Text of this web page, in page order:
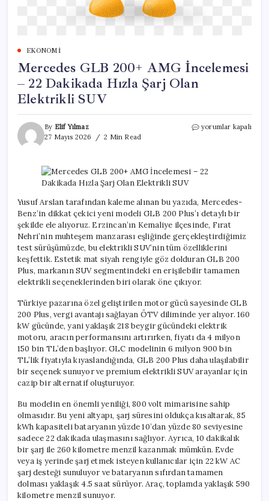
EKONOMI
Mercedes GLB 200+ AMG İncelemesi
– 22 Dakikada Hızla Şarj Olan
Elektrikli SUV
By Elif Yılmaz
27 Mayıs 2026
2 Min Read
Mercedes
İncelemesi
–
Dakikada
Hızla
Şarj
Olan
Elektrikli
SUV
için
yorumlar kapalı
Yusuf Arslan tarafından kaleme alınan bu yazıda, Mercedes-
Benz’in dikkat çekici yeni modeli GLB 200 Plus’ı detaylı bir
şekilde ele alıyoruz. Erzincan’ın Kemaliye ilçesinde, Fırat
Nehri’nin muhteşem manzarası eşliğinde gerçekleştirdiğimiz
test sürüşümüzde, bu elektrikli SUV’nin tüm özelliklerini
keşfettik. Estetik mat siyah rengiyle göz dolduran GLB 200
Plus, markanın SUV segmentindeki en erişilebilir tamamen
elektrikli seçeneklerinden biri olarak öne çıkıyor.
Türkiye pazarına özel geliştirilen motor gücü sayesinde GLB
200 Plus, vergi avantajı sağlayan ÖTV diliminde yer alıyor. 160
kW gücünde, yani yaklaşık 218 beygir gücündeki elektrik
motoru, aracın performansını artırırken, fiyatı da 4 milyon
150 bin TL’den başlıyor. GLC modelinin 6 milyon 900 bin
TL’lik fiyatıyla kıyaslandığında, GLB 200 Plus daha ulaşılabilir
bir seçenek sunuyor ve premium elektrikli SUV arayanlar için
cazip bir alternatif oluşturuyor.
Bu modelin en önemli yeniliği, 800 volt mimarisine sahip
olmasıdır. Bu yeni altyapı, şarj süresini oldukça kısaltarak, 85
kWh kapasiteli bataryanın yüzde 10’dan yüzde 80 seviyesine
sadece 22 dakikada ulaşmasını sağlıyor. Ayrıca, 10 dakikalık
bir şarj ile 260 kilometre menzil kazanmak mümkün. Evde
veya iş yerinde şarj etmek isteyen kullanıcılar için 22 kW AC
şarj desteği sunuluyor ve bataryanın sıfırdan tamamen
dolması yaklaşık 4.5 saat sürüyor. Araç, toplamda yaklaşık 590
kilometre menzil sunuyor.